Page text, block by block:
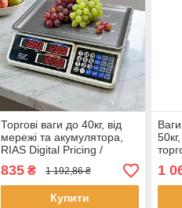
Торгові ваги до 40кг, від
мережі та акумулятора,
RIAS Digital Pricing /
Настільні ваги для торгівлі
835₴ 1 192,86 ₴
Купити
1